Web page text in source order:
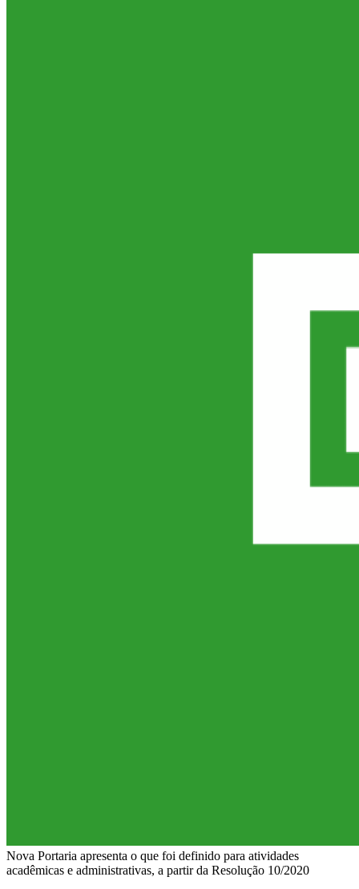
Nova Portaria apresenta o que foi definido para atividades
acadêmicas e administrativas, a partir da Resolução 10/2020